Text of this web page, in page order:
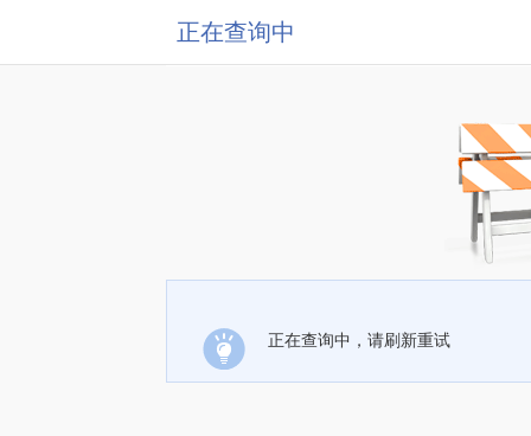
正在查询中
正在查询中，请刷新重试